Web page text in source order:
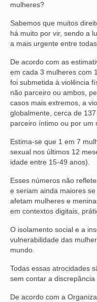
mulheres?
Sabemos que muitos
há muito por vir, sendo a
a mais urgente entre
De acordo com as
em cada 3 mulheres com
foi submetida à violência
não parceiro ou ambos,
casos mais extremos, a
globalmente, cerca de
parceiro íntimo ou por um
Estima-se que 1 em 7
sexual nos últimos 12
idade entre 15-49 anos).
Esses números não
e seriam ainda maiores
afetam mulheres e
em contextos digitais,
O isolamento social e a
vulnerabilidade das
mundo.
Todas essas atrocidades
sem contar a
De acordo com a